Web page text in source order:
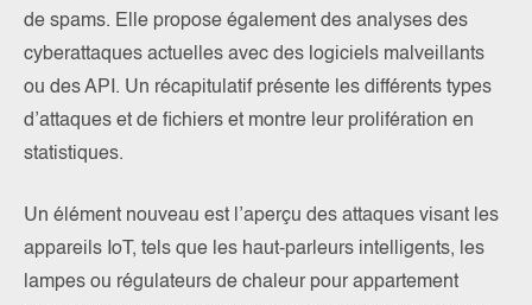
de spams. Elle propose également des analyses des
cyberattaques actuelles avec des logiciels malveillants
ou des API. Un récapitulatif présente les différents types
d’attaques et de fichiers et montre leur prolifération en
statistiques.
Un élément nouveau est l’aperçu des attaques visant les
appareils IoT, tels que les haut-parleurs intelligents, les
lampes ou régulateurs de chaleur pour appartement